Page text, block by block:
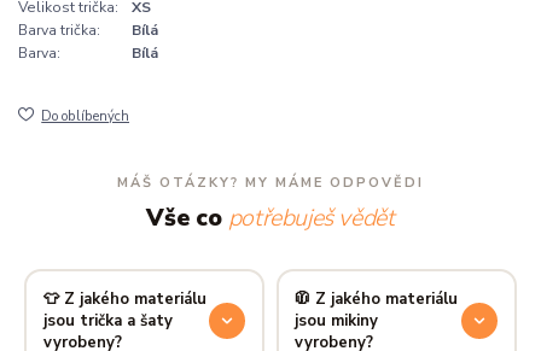
Velikost trička:
XS
Barva trička:
Bílá
Barva:
Bílá
Do oblíbených
MÁŠ OTÁZKY? MY MÁME ODPOVĚDI
Vše co potřebuješ vědět
👕 Z jakého materiálu
jsou trička a šaty
vyrobeny?
🧥 Z jakého materiálu
jsou mikiny
vyrobeny?